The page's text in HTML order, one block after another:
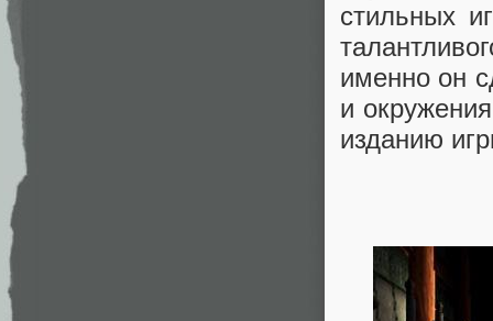
стильных
именно он
и
изданию